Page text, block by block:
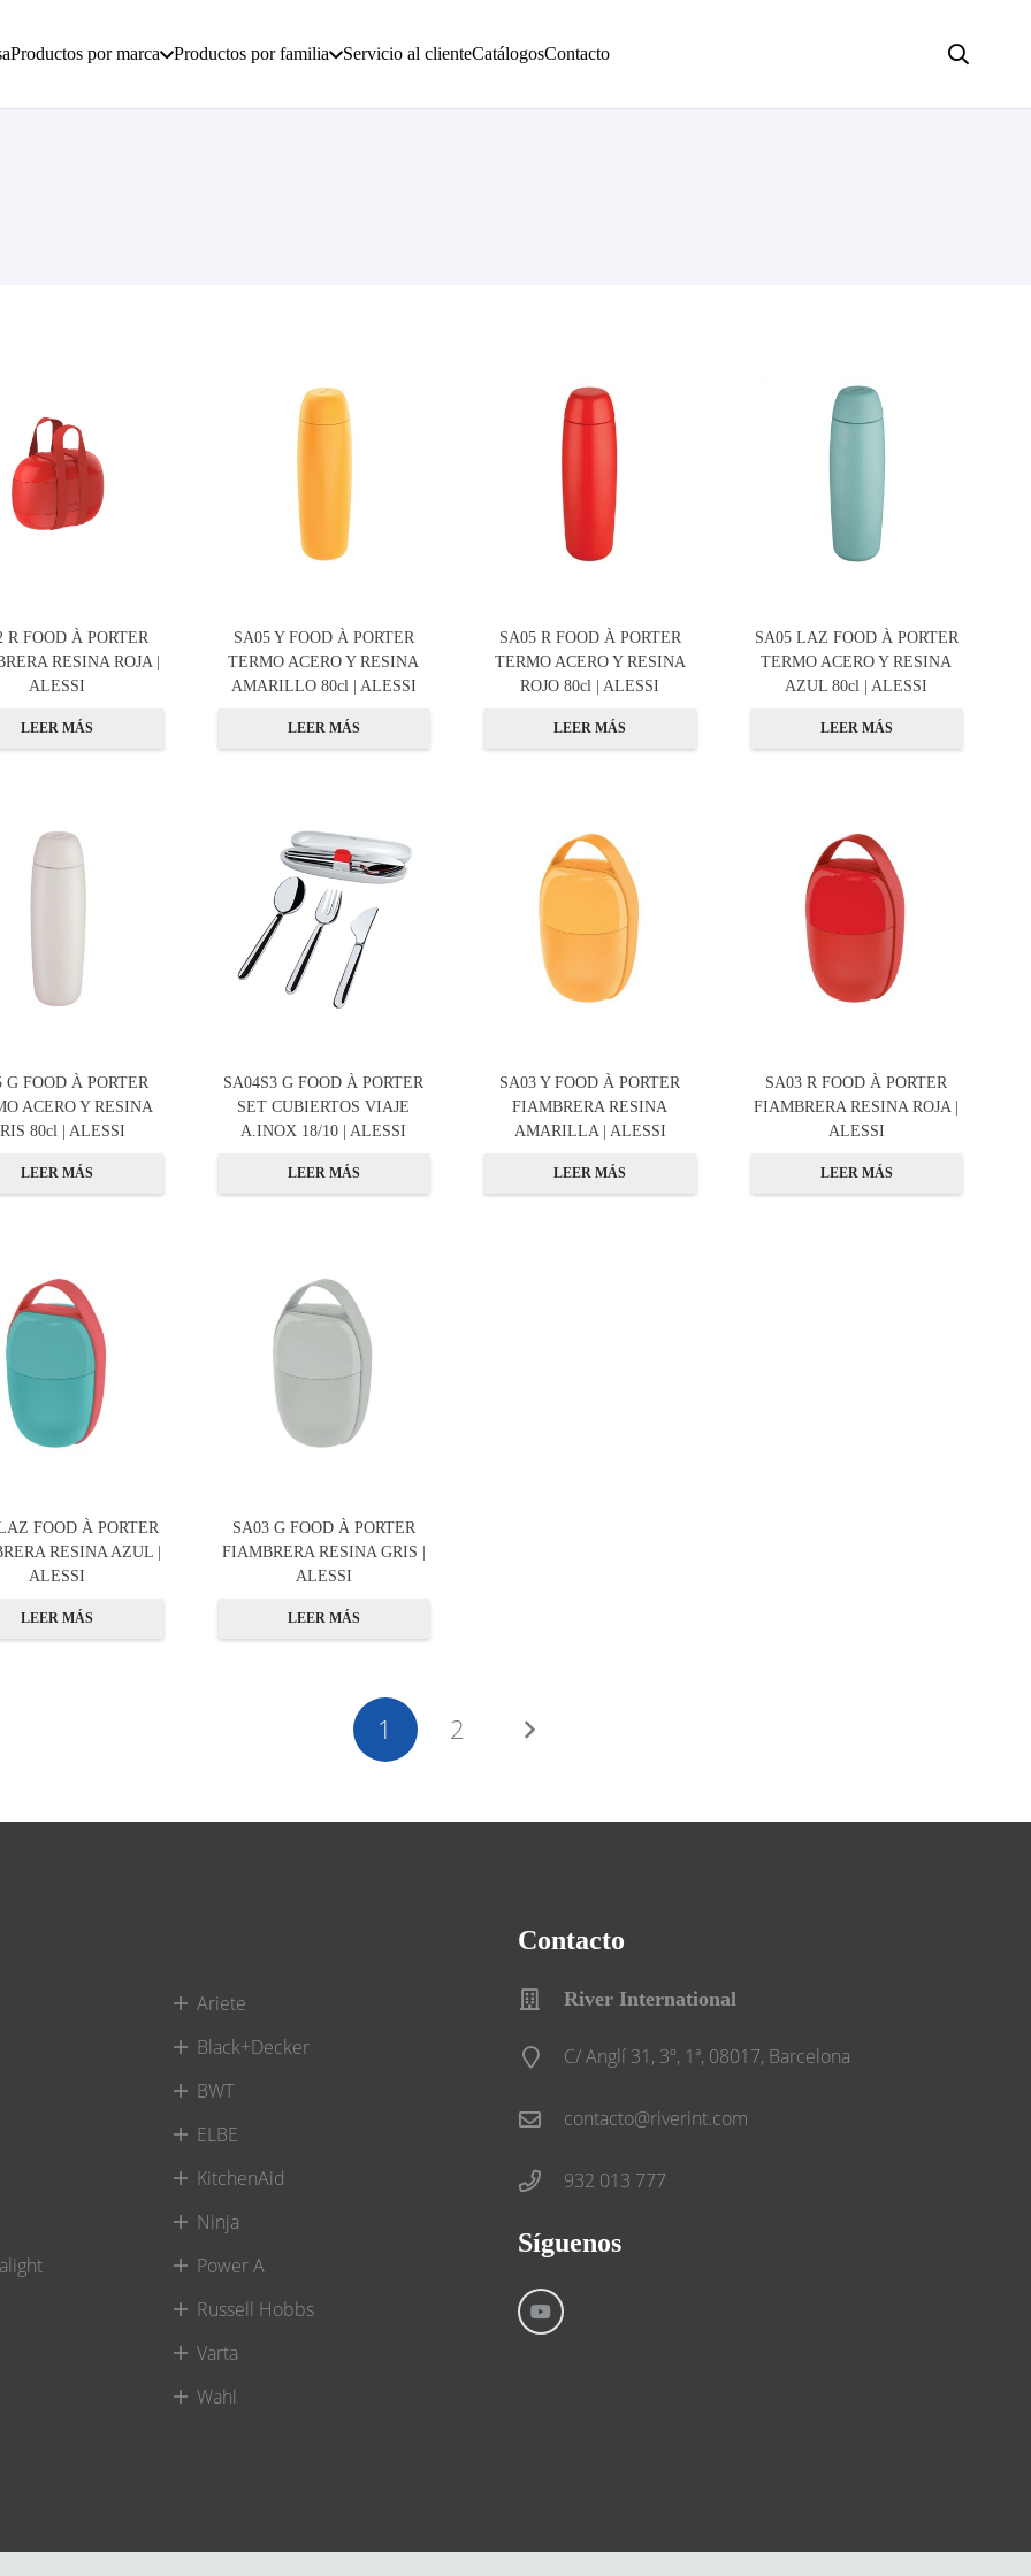
Productos por marca Productos por familia Servicio al clienteCatálogosContacto
R FOOD À PORTER
RESINA ROJA |
ALESSI
LEER MÁS
SA05 Y FOOD À PORTER
TERMO ACERO Y RESINA
AMARILLO 80cl | ALESSI
LEER MÁS
SA05 R FOOD À PORTER
TERMO ACERO Y RESINA
ROJO 80cl | ALESSI
LEER MÁS
SA05 LAZ FOOD À PORTER
TERMO ACERO Y RESINA
AZUL 80cl | ALESSI
LEER MÁS
G FOOD À PORTER
ACERO Y RESINA
80cl | ALESSI
LEER MÁS
SA04S3 G FOOD À PORTER
SET CUBIERTOS VIAJE
A.INOX 18/10 | ALESSI
LEER MÁS
SA03 Y FOOD À PORTER
FIAMBRERA RESINA
AMARILLA | ALESSI
LEER MÁS
SA03 R FOOD À PORTER
FIAMBRERA RESINA ROJA |
ALESSI
LEER MÁS
FOOD À PORTER
RESINA AZUL |
ALESSI
LEER MÁS
SA03 G FOOD À PORTER
FIAMBRERA RESINA GRIS |
ALESSI
LEER MÁS
1 2
Ariete
Black+Decker
BWT
ELBE
KitchenAid
Ninja
Power A
Russell Hobbs
Varta
Wahl
Contacto
River International
C/ Anglí 31, 3º, 1ª, 08017, Barcelona
contacto@riverint.com
932 013 777
Síguenos